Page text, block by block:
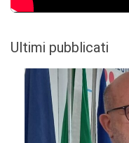
Ultimi pubblicati